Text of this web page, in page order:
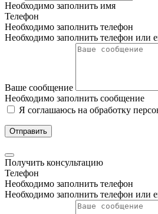
Необходимо заполнить имя
Телефон
Необходимо заполнить телефон
Необходимо заполнить телефон или
Ваше сообщение
Необходимо заполнить сообщение
Я соглашаюсь на обработку
Отправить
Получить консультацию
Телефон
Необходимо заполнить телефон
Необходимо заполнить телефон или